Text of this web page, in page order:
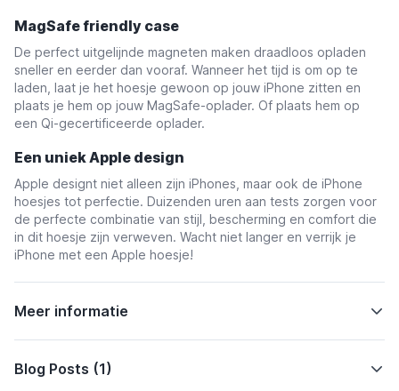
MagSafe friendly case
De perfect uitgelijnde magneten maken draadloos opladen
sneller en eerder dan vooraf. Wanneer het tijd is om op te
laden, laat je het hoesje gewoon op jouw iPhone zitten en
plaats je hem op jouw MagSafe-oplader. Of plaats hem op
een Qi-gecertificeerde oplader.
Een uniek Apple design
Apple designt niet alleen zijn iPhones, maar ook de iPhone
hoesjes tot perfectie. Duizenden uren aan tests zorgen voor
de perfecte combinatie van stijl, bescherming en comfort die
in dit hoesje zijn verweven. Wacht niet langer en verrijk je
iPhone met een Apple hoesje!
Meer informatie
Blog Posts (1)